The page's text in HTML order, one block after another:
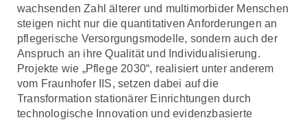
wachsenden Zahl älterer und multimorbider Menschen
steigen nicht nur die quantitativen Anforderungen an
pflegerische Versorgungsmodelle, sondern auch der
Anspruch an ihre Qualität und Individualisierung.
Projekte wie „Pflege 2030“, realisiert unter anderem
vom Fraunhofer IIS, setzen dabei auf die
Transformation stationärer Einrichtungen durch
technologische Innovation und evidenzbasierte